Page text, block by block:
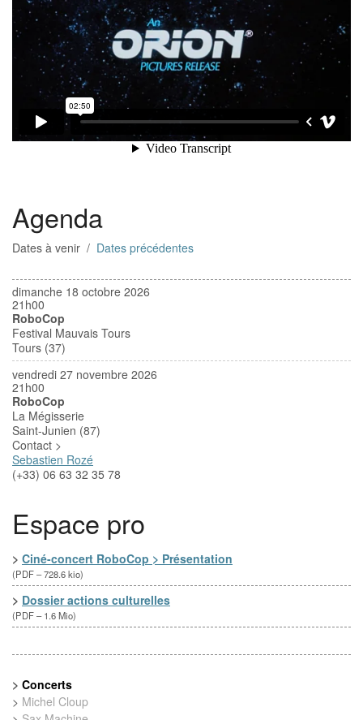
Agenda
Dates à venir / Dates précédentes
dimanche 18 octobre 2026
21h00
RoboCop
Festival Mauvais Tours
Tours (37)
vendredi 27 novembre 2026
21h00
RoboCop
La Mégisserie
Saint-Junien (87)
Contact >
Sebastien Rozé
(+33) 06 63 32 35 78
Espace pro
> Ciné-concert RoboCop > Présentation
(PDF – 728.6 kio)
> Dossier actions culturelles
(PDF – 1.6 Mio)
> Concerts
> Michel Cloup